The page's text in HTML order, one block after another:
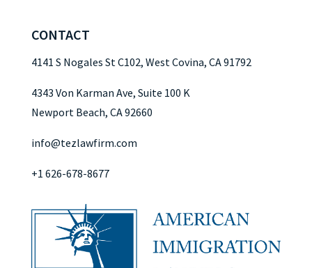
CONTACT
4141 S Nogales St C102, West Covina, CA 91792
4343 Von Karman Ave, Suite 100 K
Newport Beach, CA 92660
info@tezlawfirm.com
+1 626-678-8677